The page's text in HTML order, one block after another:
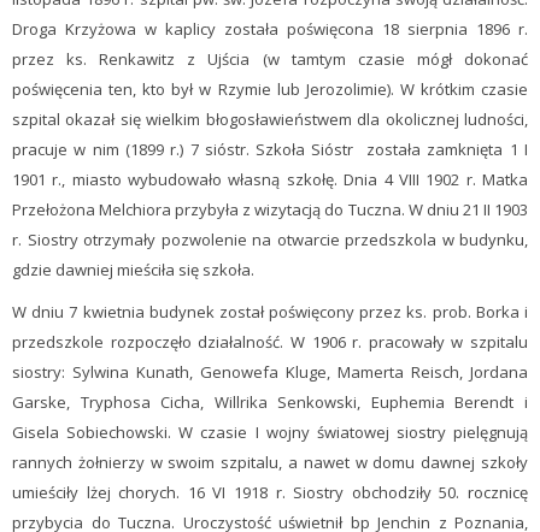
Droga Krzyżowa w kaplicy została poświęcona 18 sierpnia 1896 r.
przez ks. Renkawitz z Ujścia (w tamtym czasie mógł dokonać
poświęcenia ten, kto był w Rzymie lub Jerozolimie). W krótkim czasie
szpital okazał się wielkim błogosławieństwem dla okolicznej ludności,
pracuje w nim (1899 r.) 7 sióstr. Szkoła Sióstr została zamknięta 1 I
1901 r., miasto wybudowało własną szkołę. Dnia 4 VIII 1902 r. Matka
Przełożona Melchiora przybyła z wizytacją do Tuczna. W dniu 21 II 1903
r. Siostry otrzymały pozwolenie na otwarcie przedszkola w budynku,
gdzie dawniej mieściła się szkoła.
W dniu 7 kwietnia budynek został poświęcony przez ks. prob. Borka i
przedszkole rozpoczęło działalność. W 1906 r. pracowały w szpitalu
siostry: Sylwina Kunath, Genowefa Kluge, Mamerta Reisch, Jordana
Garske, Tryphosa Cicha, Willrika Senkowski, Euphemia Berendt i
Gisela Sobiechowski. W czasie I wojny światowej siostry pielęgnują
rannych żołnierzy w swoim szpitalu, a nawet w domu dawnej szkoły
umieściły lżej chorych. 16 VI 1918 r. Siostry obchodziły 50. rocznicę
przybycia do Tuczna. Uroczystość uświetnił bp Jenchin z Poznania,